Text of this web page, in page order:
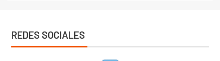
REDES SOCIALES